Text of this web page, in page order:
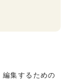
集するための